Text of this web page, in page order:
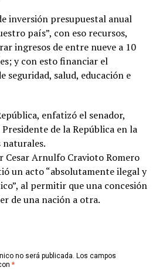
inversión presupuestal anual
país”, con eso recursos,
ingresos de entre nueve a 10
y con esto financiar el
seguridad, salud, educación e
enfatizó el senador,
de la República en la
naturales.
Cesar Arnulfo Cravioto Romero
un acto “absolutamente ilegal y
al permitir que una concesión
de una nación a otra.
no será publicada. Los campos
*